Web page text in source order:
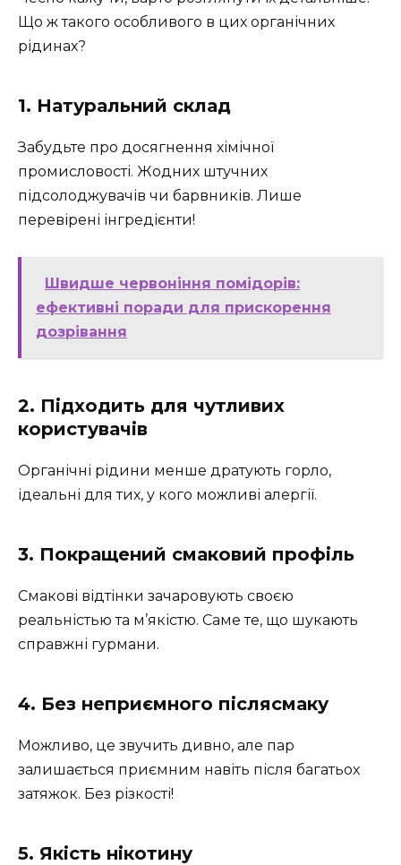
Що ж такого особливого в цих органічних
рідинах?
1. Натуральний склад
Забудьте про досягнення хімічної
промисловості. Жодних штучних
підсолоджувачів чи барвників. Лише
перевірені інгредієнти!
Швидше червоніння помідорів:
ефективні поради для прискорення
дозрівання
2. Підходить для чутливих
користувачів
Органічні рідини менше дратують горло,
ідеальні для тих, у кого можливі алергії.
3. Покращений смаковий профіль
Смакові відтінки зачаровують своєю
реальністью та м’якістю. Саме те, що шукають
справжні гурмани.
4. Без неприємного післясмаку
Можливо, це звучить дивно, але пар
залишається приємним навіть після багатьох
затяжок. Без різкості!
5. Якість нікотину